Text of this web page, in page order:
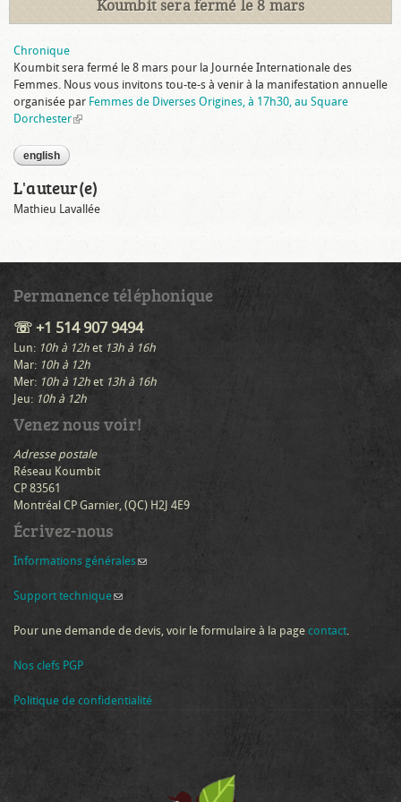
Koumbit sera fermé le 8 mars
Chronique
Koumbit sera fermé le 8 mars pour la Journée Internationale des
Femmes. Nous vous invitons tou-te-s à venir à la manifestation annuelle
organisée par Femmes de Diverses Origines, à 17h30, au Square
Dorchester(link is external)
english
L'auteur(e)
Mathieu Lavallée
Permanence téléphonique
☏ +1 514 907 9494
Lun: 10h à 12h et 13h à 16h
Mar: 10h à 12h
Mer: 10h à 12h et 13h à 16h
Jeu: 10h à 12h
Venez nous voir!
Adresse postale
Réseau Koumbit
CP 83561
Montréal CP Garnier, (QC) H2J 4E9
Écrivez-nous
Informations générales(link sends e-mail)
Support technique(link sends e-mail)
Pour une demande de devis, voir le formulaire à la page contact.
Nos clefs PGP
Politique de confidentialité